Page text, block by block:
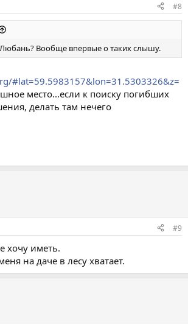
#8
Любань? Вообще впервые о таких слышу.
#lat=59.5983157&lon=31.5303326&z=
место...если к поиску погибших
делать там нечего
#9
хочу иметь.
на даче в лесу хватает.